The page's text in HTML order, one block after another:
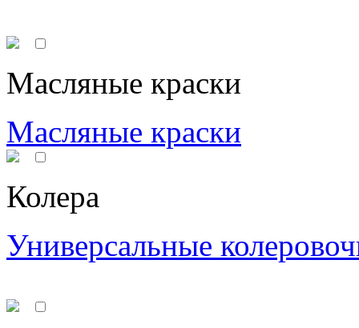
Масляные краски
Масляные краски
Колера
Универсальные